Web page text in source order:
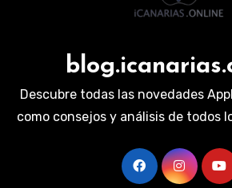
Descubre todas las novedades
como consejos y análisis de todos